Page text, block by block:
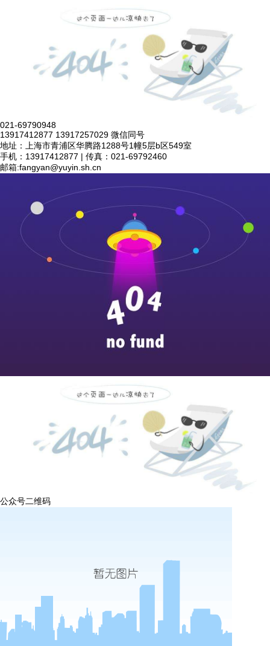
021-69790948
13917412877 13917257029 微信同号
地址：上海市青浦区华腾路1288号1幢5层b区549室
手机：13917412877 | 传真：021-69792460
邮箱:fangyan@yuyin.sh.cn
公众号二维码